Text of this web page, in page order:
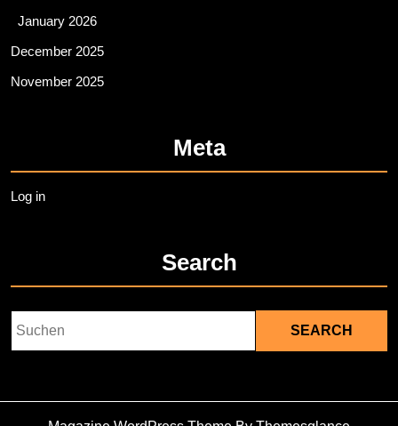
January 2026
December 2025
November 2025
Meta
Log in
Search